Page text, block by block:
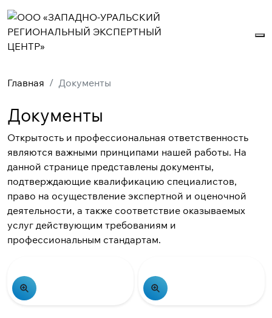
Главная Документы
Документы
Открытость и профессиональная ответственность
являются важными принципами нашей работы. На
данной странице представлены документы,
подтверждающие квалификацию специалистов,
право на осуществление экспертной и оценочной
деятельности, а также соответствие оказываемых
услуг действующим требованиям и
профессиональным стандартам.